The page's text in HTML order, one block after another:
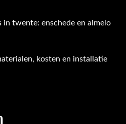
in twente: enschede en almelo
kosten en installatie